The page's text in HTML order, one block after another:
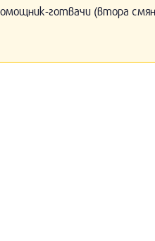
готвачи (втора